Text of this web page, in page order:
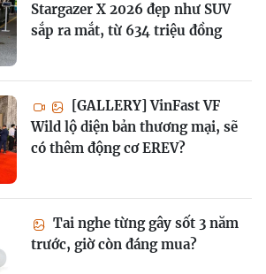
Stargazer X 2026 đẹp như SUV
sắp ra mắt, từ 634 triệu đồng
[GALLERY] VinFast VF
Wild lộ diện bản thương mại, sẽ
có thêm động cơ EREV?
Tai nghe từng gây sốt 3 năm
trước, giờ còn đáng mua?